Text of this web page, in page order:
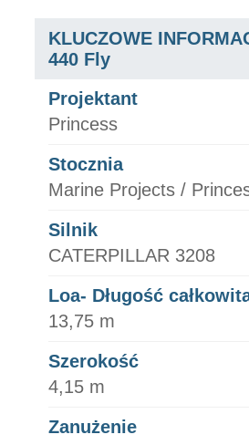
KLUCZOWE
440 Fly
Projektant
Princess
Stocznia
Marine Projects /
Silnik
CATERPILLAR 3208
Loa- Długość
13,75 m
Szerokość
4,15 m
Zanużenie